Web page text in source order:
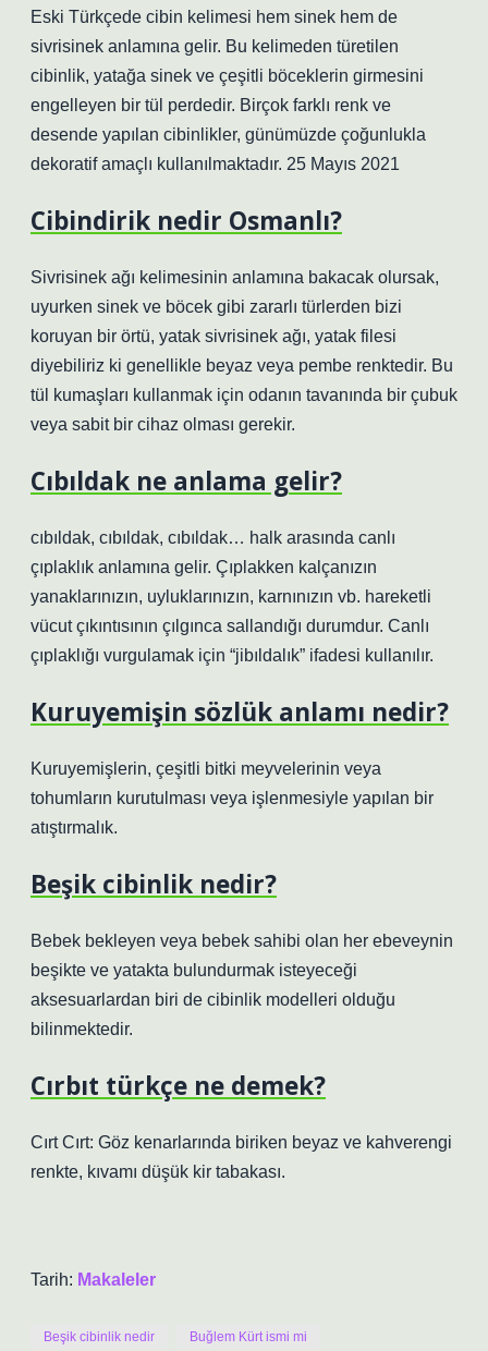
Eski Türkçede cibin kelimesi hem sinek hem de
sivrisinek anlamına gelir. Bu kelimeden türetilen
cibinlik, yatağa sinek ve çeşitli böceklerin girmesini
engelleyen bir tül perdedir. Birçok farklı renk ve
desende yapılan cibinlikler, günümüzde çoğunlukla
dekoratif amaçlı kullanılmaktadır. 25 Mayıs 2021
Cibindirik nedir Osmanlı?
Sivrisinek ağı kelimesinin anlamına bakacak olursak,
uyurken sinek ve böcek gibi zararlı türlerden bizi
koruyan bir örtü, yatak sivrisinek ağı, yatak filesi
diyebiliriz ki genellikle beyaz veya pembe renktedir. Bu
tül kumaşları kullanmak için odanın tavanında bir çubuk
veya sabit bir cihaz olması gerekir.
Cıbıldak ne anlama gelir?
cıbıldak, cıbıldak, cıbıldak… halk arasında canlı
çıplaklık anlamına gelir. Çıplakken kalçanızın
yanaklarınızın, uyluklarınızın, karnınızın vb. hareketli
vücut çıkıntısının çılgınca sallandığı durumdur. Canlı
çıplaklığı vurgulamak için “jibıldalık” ifadesi kullanılır.
Kuruyemişin sözlük anlamı nedir?
Kuruyemişlerin, çeşitli bitki meyvelerinin veya
tohumların kurutulması veya işlenmesiyle yapılan bir
atıştırmalık.
Beşik cibinlik nedir?
Bebek bekleyen veya bebek sahibi olan her ebeveynin
beşikte ve yatakta bulundurmak isteyeceği
aksesuarlardan biri de cibinlik modelleri olduğu
bilinmektedir.
Cırbıt türkçe ne demek?
Cırt Cırt: Göz kenarlarında biriken beyaz ve kahverengi
renkte, kıvamı düşük kir tabakası.
Tarih: Makaleler
Beşik cibinlik nedir Buğlem Kürt ismi mi